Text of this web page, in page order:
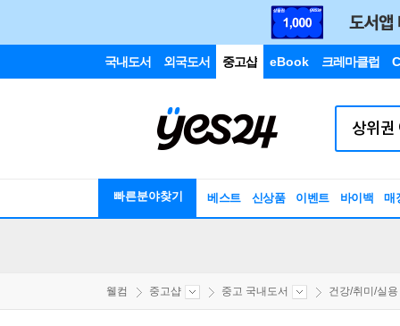
국내도서 외국도서 중고샵 eBook 크레마클럽
빠른분야찾기 베스트 신상품 이벤트 바이백 매
웰컴 중고샵 중고 국내도서 건강/취미/실용